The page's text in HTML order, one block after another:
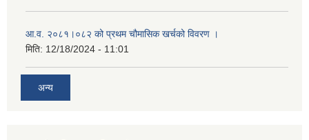
आ.व. २०८१।०८२ को प्रथम चौमासिक खर्चको विवरण ।
मिति: 12/18/2024 - 11:01
अन्य